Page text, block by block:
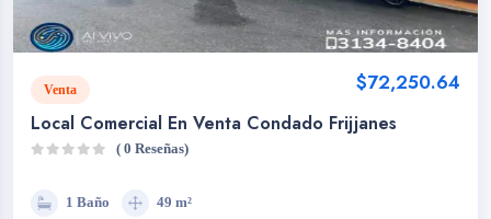
Venta $72,250.64
Local Comercial En Venta Condado Frijjanes
( 0 Reseñas)
1 Baño 49 m²